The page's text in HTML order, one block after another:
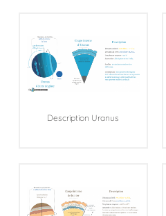
Description Uranus